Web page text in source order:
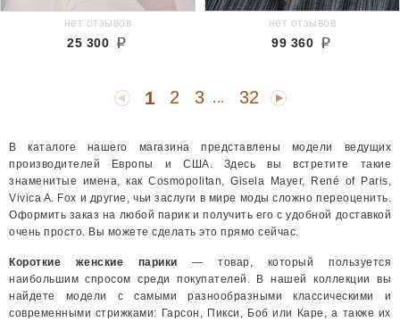
нет отзывов
25 300
нет отзывов
99 360
1 2 3 ... 32
В каталоге нашего магазина представлены модели ведущих
производителей Европы и США. Здесь вы встретите такие
знаменитые имена, как Cosmopolitan, Gisela Mayer, René of Paris,
Vivica A. Fox и другие, чьи заслуги в мире моды сложно переоценить.
Оформить заказ на любой парик и получить его с удобной доставкой
очень просто. Вы можете сделать это прямо сейчас.
Короткие женские парики — товар, который пользуется
наибольшим спросом среди покупателей. В нашей коллекции вы
найдете модели с самыми разнообразными классическими и
современными стрижками: Гарсон, Пикси, Боб или Каре, а также их